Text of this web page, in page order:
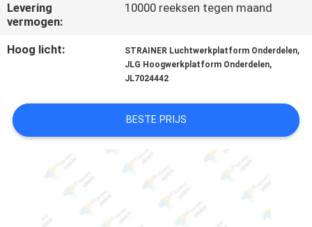
VERZOEK
OM
EEN
SITEMAP
PRIVACY
POLICY
Levering
vermogen:
10000 reeksen tegen maand
Hoog licht: STRAINER Luchtwerkplatform Onderdelen,
JLG Hoogwerkplatform Onderdelen,
JL7024442
BESTE PRIJS